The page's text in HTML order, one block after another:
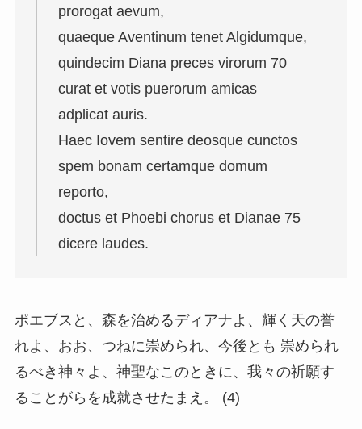
prorogat aevum,
quaeque Aventinum tenet Algidumque,
quindecim Diana preces virorum 70
curat et votis puerorum amicas
adplicat auris.
Haec Iovem sentire deosque cunctos
spem bonam certamque domum
reporto,
doctus et Phoebi chorus et Dianae 75
dicere laudes.
ポエブスと、森を治めるディアナよ、輝く天の誉
れよ、おお、つねに崇められ、今後とも 崇められ
るべき神々よ、神聖なこのときに、我々の祈願す
ることがらを成就させたまえ。 (4)